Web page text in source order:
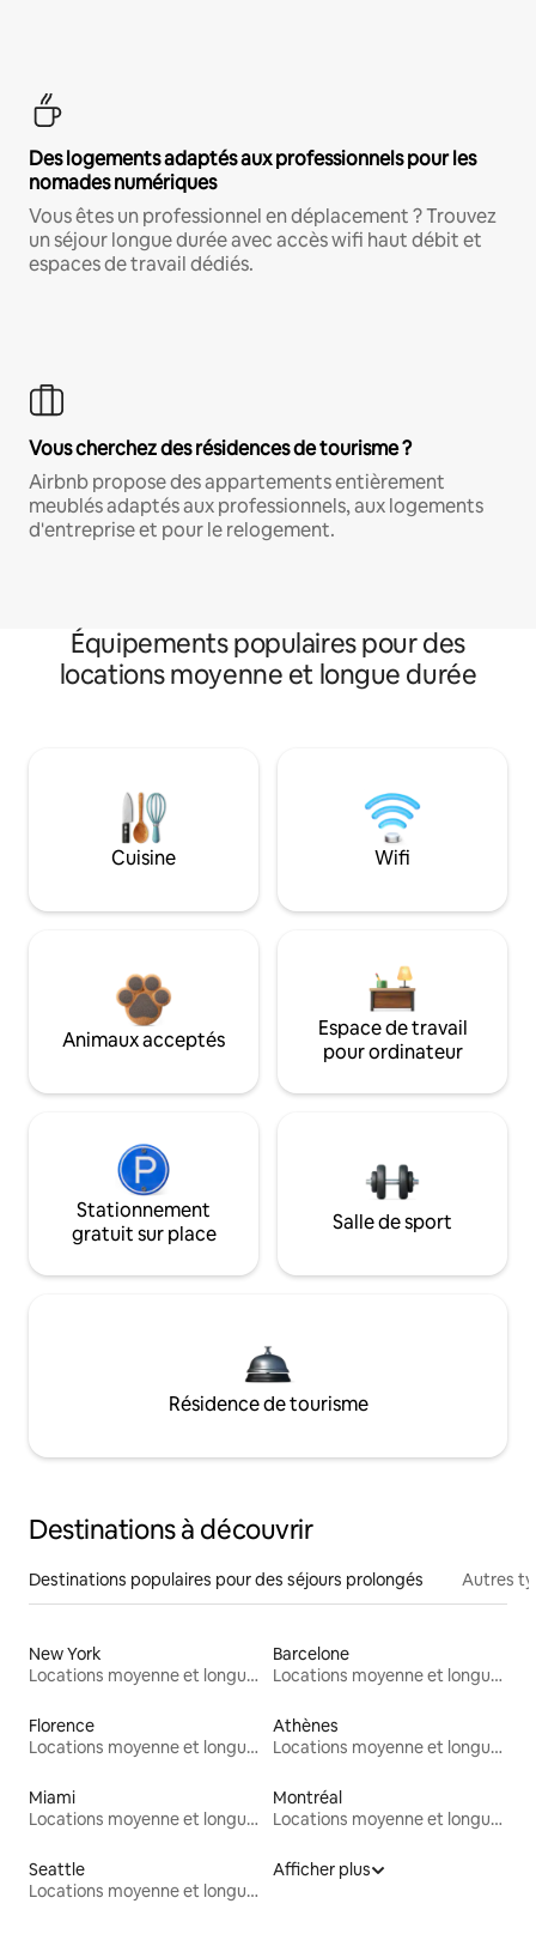
Des logements adaptés aux professionnels pour les
nomades numériques
Vous êtes un professionnel en déplacement ? Trouvez
un séjour longue durée avec accès wifi haut débit et
espaces de travail dédiés.
Vous cherchez des résidences de tourisme ?
Airbnb propose des appartements entièrement
meublés adaptés aux professionnels, aux logements
d'entreprise et pour le relogement.
Équipements populaires pour des
locations moyenne et longue durée
Cuisine Wifi
Animaux acceptés
Espace de travail
pour ordinateur
Stationnement
gratuit sur place
Salle de sport
Résidence de tourisme
Destinations à découvrir
Destinations populaires pour des séjours prolongés Autres
New York
Locations moyenne et longue durée
Barcelone
Locations moyenne et longue durée
Florence
Locations moyenne et longue durée
Athènes
Locations moyenne et longue durée
Miami
Locations moyenne et longue durée
Montréal
Locations moyenne et longue durée
Seattle
Locations moyenne et longue durée
Afficher plus